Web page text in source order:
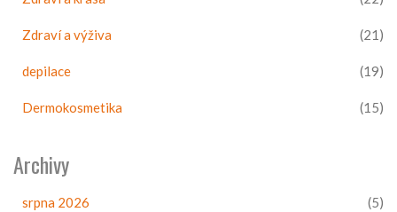
Zdraví a výživa (21)
depilace (19)
Dermokosmetika (15)
Archivy
srpna 2026 (5)